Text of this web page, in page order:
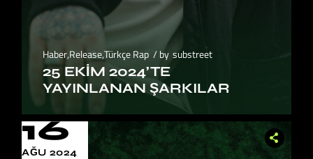
Haber,Release,Türkçe Rap by substreet
25 EKIM 2024’TE
YAYINLANAN ŞARKILAR
16
AĞU 2024